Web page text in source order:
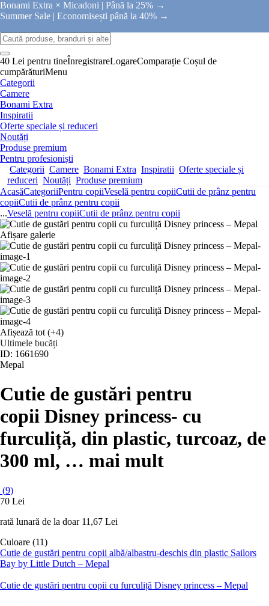
Bonami Extra × Micadoni | Până la 25% →
Summer Sale | Economisești până la 40% →
40 Lei pentru tineÎnregistrareLogareComparație Coșul de
cumpărăturiMenu
Categorii
Camere
Bonami Extra
Inspiratii
Oferte speciale și reduceri
Noutăți
Produse premium
Pentru profesioniști
Categorii Camere Bonami Extra Inspiratii Oferte speciale și
reduceri Noutăți Produse premium
AcasăCategoriiPentru copiiVeselă pentru copiiCutii de prânz pentru
copiiCutii de prânz pentru copii
...Veselă pentru copiiCutii de prânz pentru copii
Afișare galerie
Afișează tot (+4)
Ultimele bucăți
ID: 1661690
Mepal
Cutie de gustări pentru
copii Disney princess- cu
furculiță, din plastic, turcoaz, de
300 ml, … mai mult
(9)
70 Lei
rată lunară de la doar 11,67 Lei
Culoare (11)
Cutie de gustări pentru copii albă/albastru-deschis din plastic Sailors
Bay by Little Dutch – Mepal
Cutie de gustări pentru copii cu furculiță Disney princess – Mepal